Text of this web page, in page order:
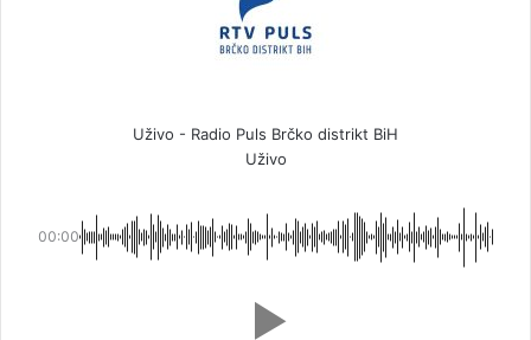
Uživo - Radio Puls Brčko distrikt BiH
Uživo
00:00